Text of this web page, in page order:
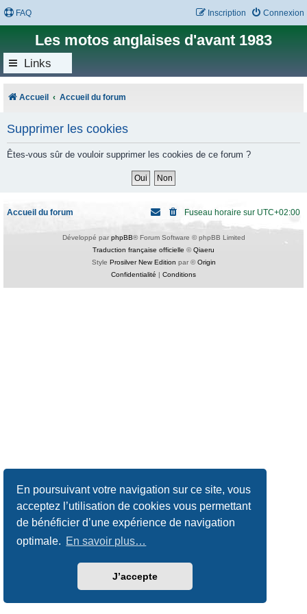
En poursuivant votre navigation sur ce site, vous
acceptez l’utilisation de cookies vous permettant
de bénéficier d’une expérience de navigation
optimale. En savoir plus…
J’accepte
FAQ Connexion
Inscription
Les motos anglaises d'avant 1983
Links
Accueil Accueil du forum
Supprimer les cookies
Êtes-vous sûr de vouloir supprimer les cookies de ce forum ?
Accueil du forum Fuseau horaire sur UTC+02:00
Développé par phpBB® Forum Software © phpBB Limited
Traduction française officielle ©Qiaeru
Style Prosilver New Edition par ©Origin
Confidentialité | Conditions